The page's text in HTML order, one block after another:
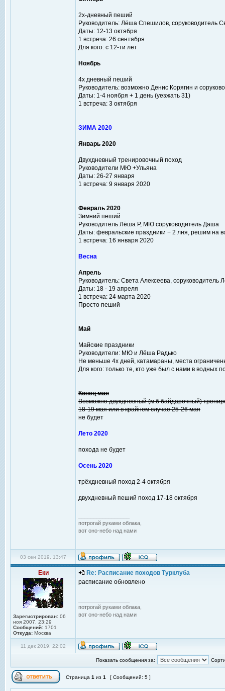
2х-дневный пеший
Руководитель: Лёша Спешилов, соруководитель
Даты: 12-13 октября
1 встреча: 26 сентября
Для кого: с 12-ти лет
Ноябрь
4х дневный пеший
Руководитель: возможно Денис Корягин и
Даты: 1-4 ноября + 1 день (уезжать 31)
1 встреча: 3 октября
ЗИМА 2020
Январь 2020
Двухдневный тренировочный поход
Руководители МЮ +Ульяна
Даты: 26-27 января
1 встреча: 9 января 2020
Февраль 2020
Зимний пеший
Руководитель Лёша Р, МЮ соруководитель Даша
Даты: февральские праздники + 2 лня, решим на
1 встреча: 16 января 2020
Весна
Апрель
Руководитель: Света Алексеева,
Даты: 18 - 19 апреля
1 встреча: 24 марта 2020
Просто пеший
Май
Майские праздники
Руководители: МЮ и Лёша Радько
Не меньше 4х дней, катамараны, места
Для кого: только те, кто уже был с нами в водных
Конец мая
Возможно двухдневный (м.б байдарочный)
18-19 мая или в крайнем случае 25-26 мая
не будет
Лето 2020
похода не будет
Осень 2020
трёхдневный поход 2-4 октября
двухдневный пеший поход 17-18 октября
потрогай руками облака,
вот оно-небо над нами
03 сен 2019, 13:47
Еки
Зарегистрирован: 06
ноя 2007, 23:29
Сообщений: 1701
Откуда: Москва
Re: Расписание походов Турклуба
расписание обновлено
потрогай руками облака,
вот оно-небо над нами
11 дек 2019, 22:02
Показать сообщения за:
Страница 1 из 1 [ Сообщений: 5 ]